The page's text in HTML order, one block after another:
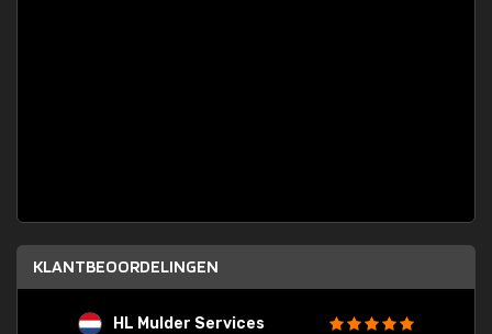
KLANTBEOORDELINGEN
HL Mulder Services